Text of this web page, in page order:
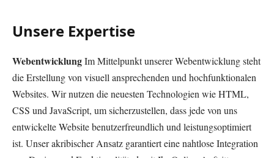
Unsere Expertise
WebentwicklungIm Mittelpunkt unserer Webentwicklung steht
die Erstellung von visuell ansprechenden und hochfunktionalen
Websites. Wir nutzen die neuesten Technologien wie HTML,
CSS und JavaScript, um sicherzustellen, dass jede von uns
entwickelte Website benutzerfreundlich und leistungsoptimiert
ist. Unser akribischer Ansatz garantiert eine nahtlose Integration